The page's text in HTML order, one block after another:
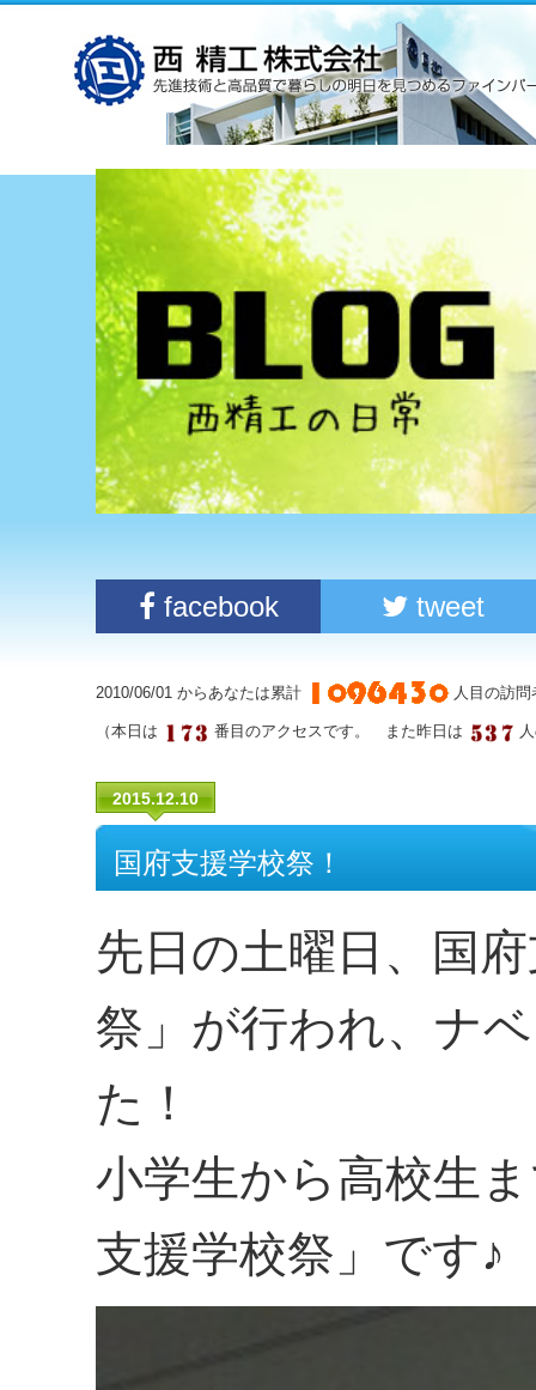
facebook tweet
2010/06/01 からあなたは累計 人目の訪
（本日は 番目のアクセスです。 また昨日は
2015.12.10
国府支援学校祭！
先日の土曜日、国
祭」が行われ、ナ
た！
小学生から高校生
支援学校祭」です♪